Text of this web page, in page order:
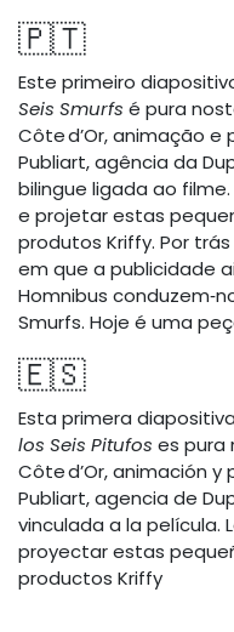
🇵🇹
Este primeiro
Seis Smurfs é pura
Côte d’Or, animação e
Publiart, agência da
bilingue ligada ao
e projetar estas
produtos Kriffy. Por
em que a publicidade
Homnibus
Smurfs. Hoje é uma
🇪🇸
Esta primera
los Seis Pitufos es pura
Côte d’Or, animación y
Publiart, agencia de
vinculada a la película.
proyectar estas
productos Kriffy